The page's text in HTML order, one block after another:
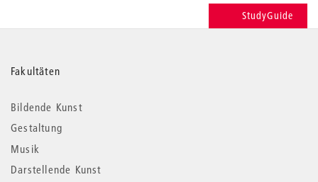
StudyGuide
Weitere
Informationen
Fakultäten
Bildende Kunst
Gestaltung
Musik
Darstellende Kunst